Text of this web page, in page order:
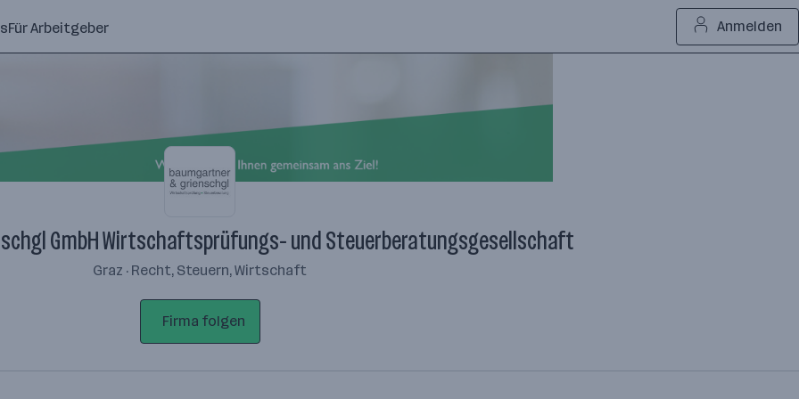
Für Arbeitgeber Anmelden
GmbH Wirtschaftsprüfungs- und Steuerberatungsgesellschaft
Graz · Recht, Steuern, Wirtschaft
Firma folgen